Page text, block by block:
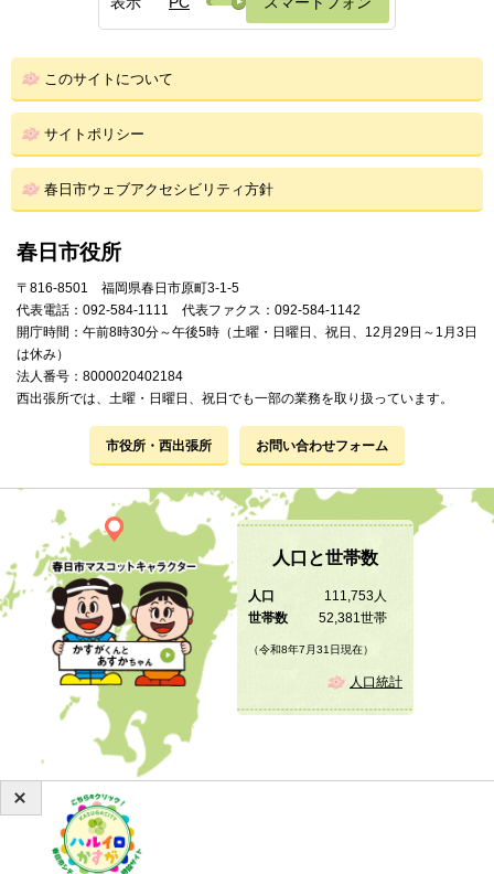
このサイトについて
サイトポリシー
春日市ウェブアクセシビリティ方針
春日市役所
〒816-8501 福岡県春日市原町3-1-5
代表電話：092-584-1111 代表ファクス：092-584-1142
開庁時間：午前8時30分～午後5時（土曜・日曜日、祝日、12月29日～1月3日
は休み）
法人番号：8000020402184
西出張所では、土曜・日曜日、祝日でも一部の業務を取り扱っています。
市役所・西出張所 お問い合わせフォーム
人口と世帯数
人口
111,753人
世帯数
52,381世帯
（令和8年7月31日現在）
人口統計